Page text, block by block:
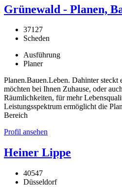
Grünewald - Planen,
37127
Scheden
Ausführung
Planer
Planen.Bauen.Leben. Dahinter steckt
möchten bei Ihnen Zuhause, oder
Räumlichkeiten, für mehr
Leistungsspektrum ermöglicht die
Bereich
Profil ansehen
Heiner Lippe
40547
Düsseldorf